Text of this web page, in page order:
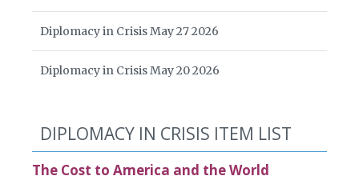
Diplomacy in Crisis May 27 2026
Diplomacy in Crisis May 20 2026
DIPLOMACY IN CRISIS ITEM LIST
The Cost to America and the World